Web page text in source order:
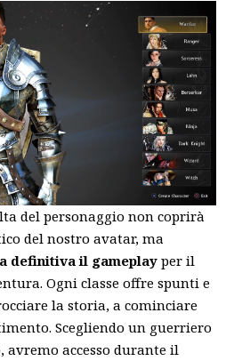
del personaggio non coprirà
del nostro avatar, ma
definitiva il gameplay per il
Ogni classe offre spunti e
la storia, a cominciare
Scegliendo un guerriero
accesso durante il